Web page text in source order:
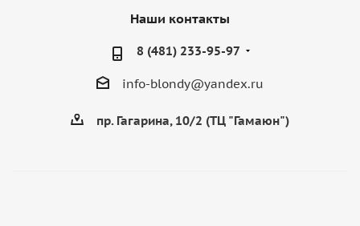
Наши контакты
8 (481) 233-95-97
info-blondy@yandex.ru
пр. Гагарина, 10/2 (ТЦ "Гамаюн")